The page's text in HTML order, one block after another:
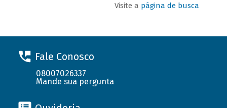
Visite a página de busca
Fale Conosco
08007026337
Mande sua pergunta